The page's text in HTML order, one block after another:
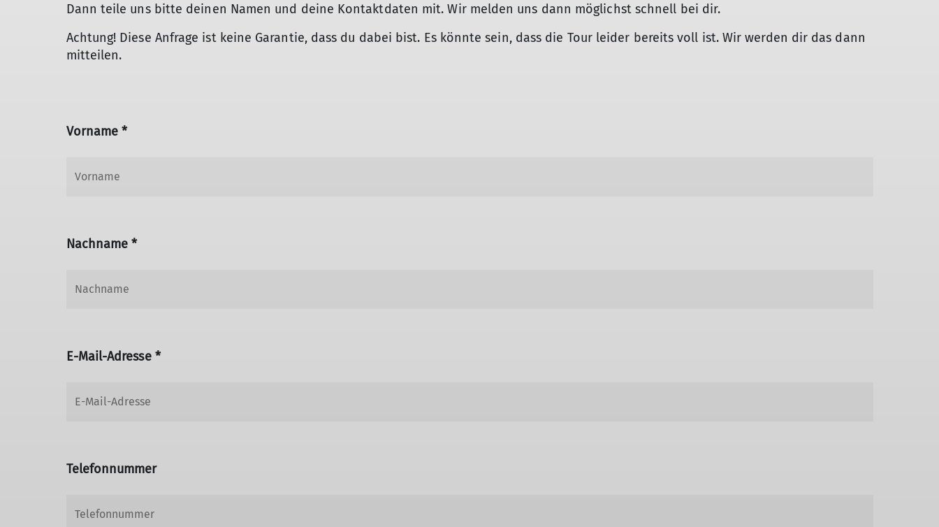
Wanderungen Mittelgebirge
Dann teile uns bitte deinen Namen und deine Kontaktdaten mit. Wir melden uns dann möglichst schnell bei dir.
Achtung! Diese Anfrage ist keine Garantie, dass du dabei bist. Es könnte sein, dass die Tour leider bereits voll ist. Wir werden dir das dann
mitteilen.
Vorname *
Nachname *
E-Mail-Adresse *
Telefonnummer